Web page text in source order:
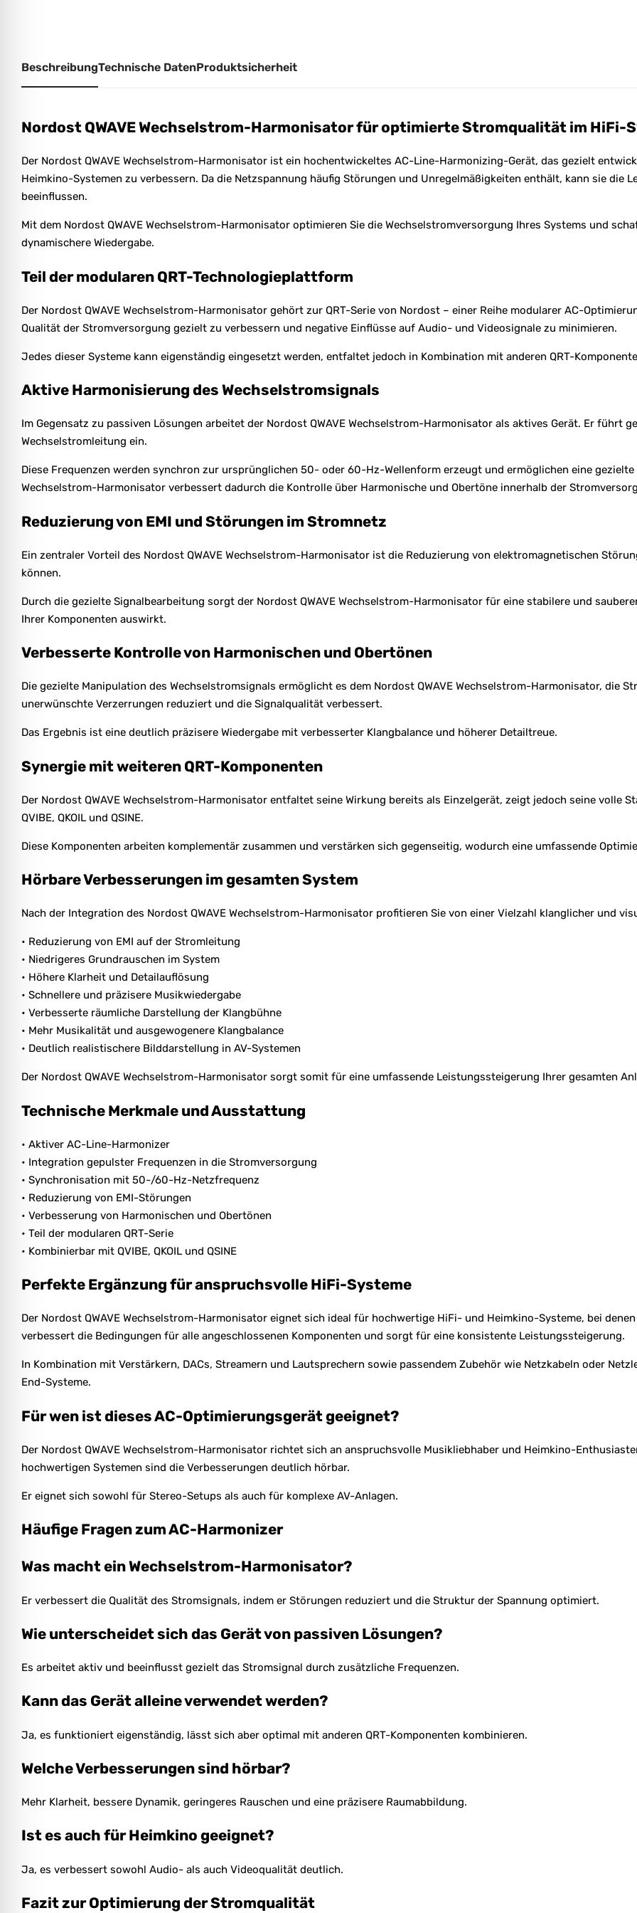
BeschreibungTechnische DatenProduktsicherheit
Nordost QWAVE Wechselstrom-Harmonisator für optimierte Stromqualität im HiFi-
Der Nordost QWAVE Wechselstrom-Harmonisator ist ein hochentwickeltes AC-Line-Harmonizing-Gerät, das gezielt
Heimkino-Systemen zu verbessern. Da die Netzspannung häufig Störungen und Unregelmäßigkeiten enthält, kann sie die
beeinflussen.
Mit dem Nordost QWAVE Wechselstrom-Harmonisator optimieren Sie die Wechselstromversorgung Ihres Systems und
dynamischere Wiedergabe.
Teil der modularen QRT-Technologieplattform
Der Nordost QWAVE Wechselstrom-Harmonisator gehört zur QRT-Serie von Nordost – einer Reihe modularer AC-
Qualität der Stromversorgung gezielt zu verbessern und negative Einflüsse auf Audio- und Videosignale zu minimieren.
Jedes dieser Systeme kann eigenständig eingesetzt werden, entfaltet jedoch in Kombination mit anderen QRT-
Aktive Harmonisierung des Wechselstromsignals
Im Gegensatz zu passiven Lösungen arbeitet der Nordost QWAVE Wechselstrom-Harmonisator als aktives Gerät. Er führt
Wechselstromleitung ein.
Diese Frequenzen werden synchron zur ursprünglichen 50- oder 60-Hz-Wellenform erzeugt und ermöglichen eine gezielte
Wechselstrom-Harmonisator verbessert dadurch die Kontrolle über Harmonische und Obertöne innerhalb der
Reduzierung von EMI und Störungen im Stromnetz
Ein zentraler Vorteil des Nordost QWAVE Wechselstrom-Harmonisator ist die Reduzierung von elektromagnetischen
können.
Durch die gezielte Signalbearbeitung sorgt der Nordost QWAVE Wechselstrom-Harmonisator für eine stabilere und
Ihrer Komponenten auswirkt.
Verbesserte Kontrolle von Harmonischen und Obertönen
Die gezielte Manipulation des Wechselstromsignals ermöglicht es dem Nordost QWAVE Wechselstrom-Harmonisator, die
unerwünschte Verzerrungen reduziert und die Signalqualität verbessert.
Das Ergebnis ist eine deutlich präzisere Wiedergabe mit verbesserter Klangbalance und höherer Detailtreue.
Synergie mit weiteren QRT-Komponenten
Der Nordost QWAVE Wechselstrom-Harmonisator entfaltet seine Wirkung bereits als Einzelgerät, zeigt jedoch seine volle
QVIBE, QKOIL und QSINE.
Diese Komponenten arbeiten komplementär zusammen und verstärken sich gegenseitig, wodurch eine umfassende
Hörbare Verbesserungen im gesamten System
Nach der Integration des Nordost QWAVE Wechselstrom-Harmonisator profitieren Sie von einer Vielzahl klanglicher und
• Reduzierung von EMI auf der Stromleitung
• Niedrigeres Grundrauschen im System
• Höhere Klarheit und Detailauflösung
• Schnellere und präzisere Musikwiedergabe
• Verbesserte räumliche Darstellung der Klangbühne
• Mehr Musikalität und ausgewogenere Klangbalance
• Deutlich realistischere Bilddarstellung in AV-Systemen
Der Nordost QWAVE Wechselstrom-Harmonisator sorgt somit für eine umfassende Leistungssteigerung Ihrer gesamten
Technische Merkmale und Ausstattung
• Aktiver AC-Line-Harmonizer
• Integration gepulster Frequenzen in die Stromversorgung
• Synchronisation mit 50-/60-Hz-Netzfrequenz
• Reduzierung von EMI-Störungen
• Verbesserung von Harmonischen und Obertönen
• Teil der modularen QRT-Serie
• Kombinierbar mit QVIBE, QKOIL und QSINE
Perfekte Ergänzung für anspruchsvolle HiFi-Systeme
Der Nordost QWAVE Wechselstrom-Harmonisator eignet sich ideal für hochwertige HiFi- und Heimkino-Systeme, bei
verbessert die Bedingungen für alle angeschlossenen Komponenten und sorgt für eine konsistente Leistungssteigerung.
In Kombination mit Verstärkern, DACs, Streamern und Lautsprechern sowie passendem Zubehör wie Netzkabeln oder
End-Systeme.
Für wen ist dieses AC-Optimierungsgerät geeignet?
Der Nordost QWAVE Wechselstrom-Harmonisator richtet sich an anspruchsvolle Musikliebhaber und Heimkino-
hochwertigen Systemen sind die Verbesserungen deutlich hörbar.
Er eignet sich sowohl für Stereo-Setups als auch für komplexe AV-Anlagen.
Häufige Fragen zum AC-Harmonizer
Was macht ein Wechselstrom-Harmonisator?
Er verbessert die Qualität des Stromsignals, indem er Störungen reduziert und die Struktur der Spannung optimiert.
Wie unterscheidet sich das Gerät von passiven Lösungen?
Es arbeitet aktiv und beeinflusst gezielt das Stromsignal durch zusätzliche Frequenzen.
Kann das Gerät alleine verwendet werden?
Ja, es funktioniert eigenständig, lässt sich aber optimal mit anderen QRT-Komponenten kombinieren.
Welche Verbesserungen sind hörbar?
Mehr Klarheit, bessere Dynamik, geringeres Rauschen und eine präzisere Raumabbildung.
Ist es auch für Heimkino geeignet?
Ja, es verbessert sowohl Audio- als auch Videoqualität deutlich.
Fazit zur Optimierung der Stromqualität